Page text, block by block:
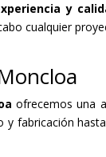
y
cualquier
ofrecemos una
y fabricación